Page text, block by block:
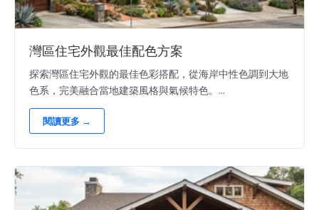
灣區住宅外觀最佳配色方案
探索灣區住宅外觀的最佳色彩搭配，從海岸中性色調到大地
色系，完美融合當地建築風格與氣候特色。...
閱讀更多 →